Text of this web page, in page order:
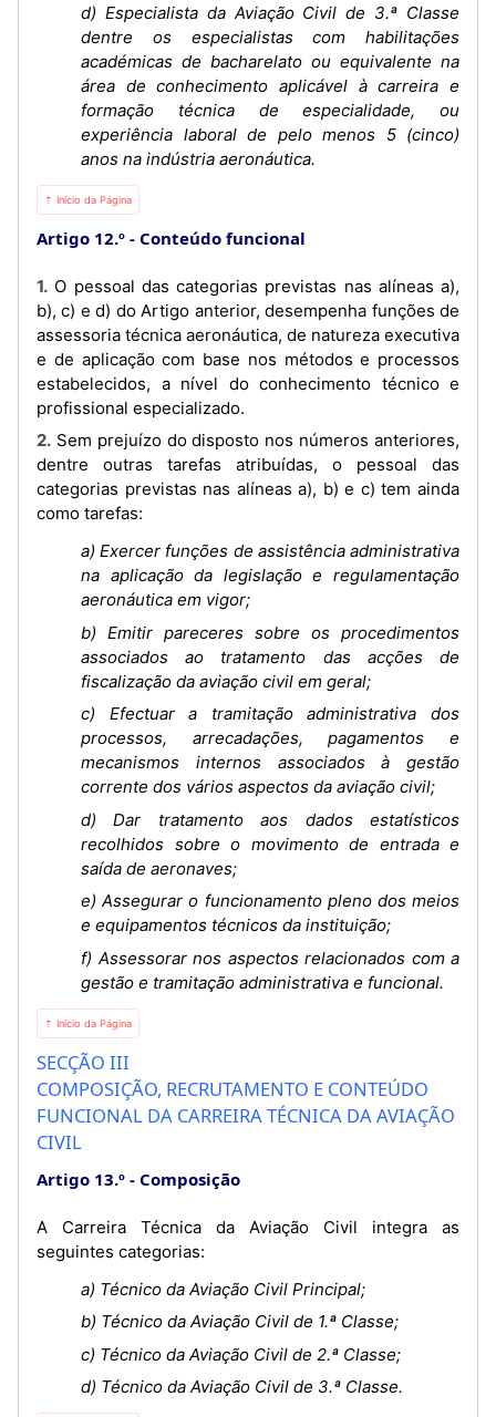
d) Especialista da Aviação Civil de 3.ª Classe
dentre os especialistas com habilitações
académicas de bacharelato ou equivalente na
área de conhecimento aplicável à carreira e
formação técnica de especialidade, ou
experiência laboral de pelo menos 5 (cinco)
anos na indústria aeronáutica.
⇡ Início da Página
Artigo 12.º Conteúdo funcional
1. O pessoal das categorias previstas nas alíneas a),
b), c) e d) do Artigo anterior, desempenha funções de
assessoria técnica aeronáutica, de natureza executiva
e de aplicação com base nos métodos e processos
estabelecidos, a nível do conhecimento técnico e
profissional especializado.
2. Sem prejuízo do disposto nos números anteriores,
dentre outras tarefas atribuídas, o pessoal das
categorias previstas nas alíneas a), b) e c) tem ainda
como tarefas:
a) Exercer funções de assistência administrativa
na aplicação da legislação e regulamentação
aeronáutica em vigor;
b) Emitir pareceres sobre os procedimentos
associados ao tratamento das acções de
fiscalização da aviação civil em geral;
c) Efectuar a tramitação administrativa dos
processos, arrecadações, pagamentos e
mecanismos internos associados à gestão
corrente dos vários aspectos da aviação civil;
d) Dar tratamento aos dados estatísticos
recolhidos sobre o movimento de entrada e
saída de aeronaves;
e) Assegurar o funcionamento pleno dos meios
e equipamentos técnicos da instituição;
f) Assessorar nos aspectos relacionados com a
gestão e tramitação administrativa e funcional.
⇡ Início da Página
SECÇÃO III
COMPOSIÇÃO, RECRUTAMENTO E CONTEÚDO
FUNCIONAL DA CARREIRA TÉCNICA DA AVIAÇÃO
CIVIL
Artigo 13.º Composição
A Carreira Técnica da Aviação Civil integra as
seguintes categorias:
a) Técnico da Aviação Civil Principal;
b) Técnico da Aviação Civil de 1.ª Classe;
c) Técnico da Aviação Civil de 2.ª Classe;
d) Técnico da Aviação Civil de 3.ª Classe.